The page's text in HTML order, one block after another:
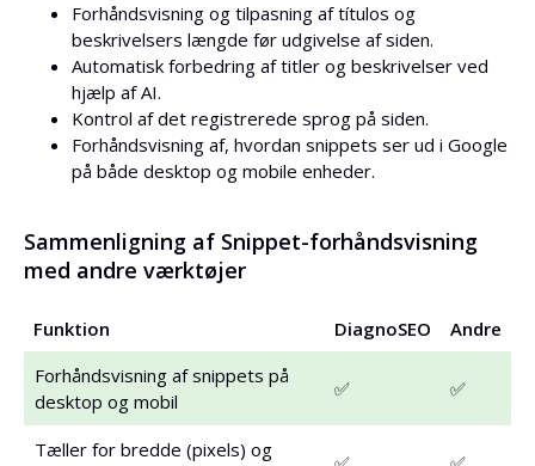
Forhåndsvisning og tilpasning af títulos og
beskrivelsers længde før udgivelse af siden.
Automatisk forbedring af titler og beskrivelser ved
hjælp af AI.
Kontrol af det registrerede sprog på siden.
Forhåndsvisning af, hvordan snippets ser ud i Google
på både desktop og mobile enheder.
Sammenligning af Snippet-forhåndsvisning
med andre værktøjer
Funktion DiagnoSEO
Andre
Forhåndsvisning af snippets på
desktop og mobil
✅ ✅
Tæller for bredde (pixels) og